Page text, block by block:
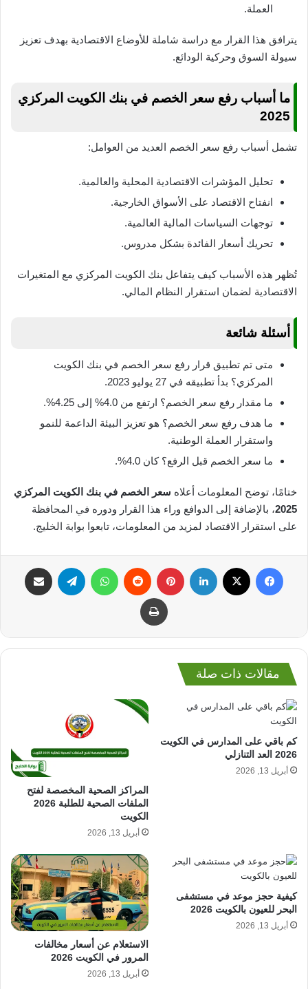
العملة.
يترافق هذا القرار مع دراسة شاملة للأوضاع الاقتصادية بهدف تعزيز
سيولة السوق وحركية الودائع.
ما أسباب رفع سعر الخصم في بنك الكويت المركزي
2025
تشمل أسباب رفع سعر الخصم العديد من العوامل:
تحليل المؤشرات الاقتصادية المحلية والعالمية.
انفتاح الاقتصاد على الأسواق الخارجية.
توجهات السياسات المالية العالمية.
تحريك أسعار الفائدة بشكل مدروس.
تُظهر هذه الأسباب كيف يتفاعل بنك الكويت المركزي مع المتغيرات
الاقتصادية لضمان استقرار النظام المالي.
أسئلة شائعة
متى تم تطبيق قرار رفع سعر الخصم في بنك الكويت
المركزي؟ بدأ تطبيقه في 27 يوليو 2023.
ما مقدار رفع سعر الخصم؟ ارتفع من 4.0% إلى 4.25%.
ما هدف رفع سعر الخصم؟ هو تعزيز البيئة الداعمة للنمو
واستقرار العملة الوطنية.
ما سعر الخصم قبل الرفع؟ كان 4.0%.
ختامًا، توضح المعلومات أعلاه سعر الخصم في بنك الكويت المركزي
2025، بالإضافة إلى الدوافع وراء هذا القرار ودوره في المحافظة
على استقرار الاقتصاد لمزيد من المعلومات، تابعوا بوابة الخليج.
فيسبوك لينكدإن بينتيريست واتساب تيلقرام
طباعة
مقالات ذات صلة
كم باقي على المدارس في الكويت
2026 العد التنازلي
أبريل 13, 2026
المراكز الصحية المخصصة لفتح
الملفات الصحية للطلبة 2026
الكويت
أبريل 13, 2026
كيفية حجز موعد في مستشفى
البحر للعيون بالكويت 2026
أبريل 13, 2026
الاستعلام عن أسعار مخالفات
المرور في الكويت 2026
أبريل 13, 2026